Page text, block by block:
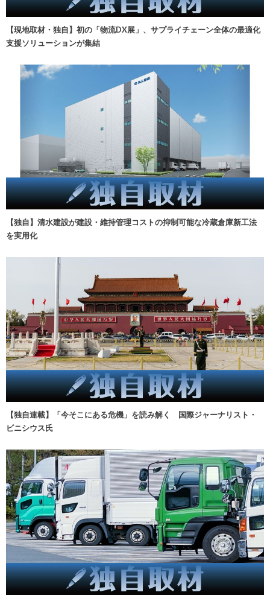
【現地取材・独自】初の「物流DX展」、サプライチェーン全体の最適化
支援ソリューションが集結
【独自】清水建設が建設・維持管理コストの抑制可能な冷蔵倉庫新工法
を実用化
【独自連載】「今そこにある危機」を読み解く 国際ジャーナリスト・
ビニシウス氏